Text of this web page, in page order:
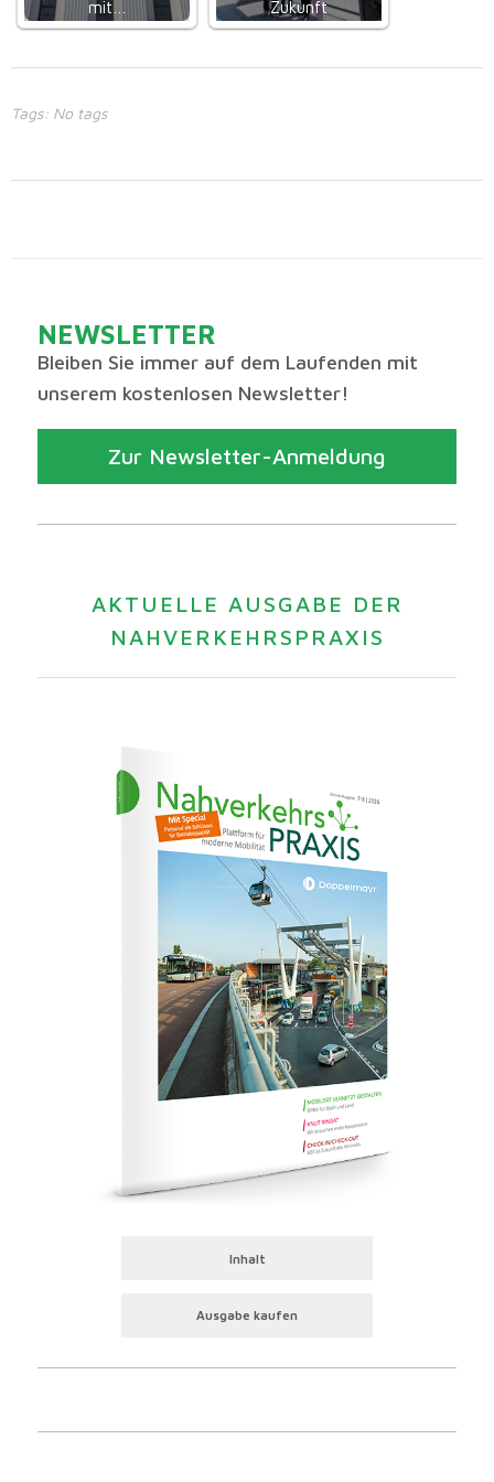
mit… Zukunft
Tags: No tags
NEWSLETTER
Bleiben Sie immer auf dem Laufenden mit
unserem kostenlosen Newsletter!
Zur Newsletter-Anmeldung
AKTUELLE AUSGABE DER
NAHVERKEHRSPRAXIS
Inhalt
Ausgabe kaufen